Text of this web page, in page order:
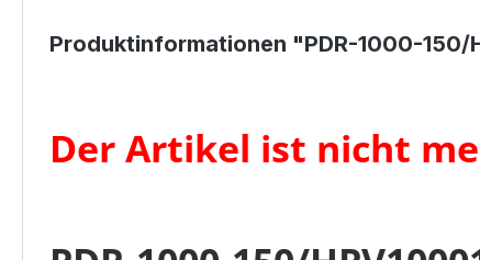
Produktinformationen "PDR-1000-150/
Der Artikel ist nicht